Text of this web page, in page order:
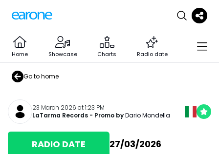
Home Showcase Charts Radio date
Go to home
23 March 2026 at 1:23 PM
LaTarma Records - Promo byDario Mondella
RADIO DATE 27/03/2026